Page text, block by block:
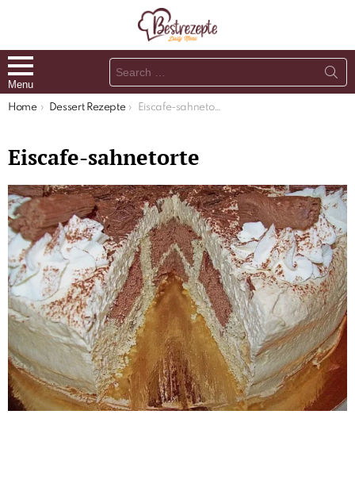
Menu
Search
for:
You are here:
Home Dessert Rezepte Eiscafe-sahnetorte
Eiscafe-sahnetorte